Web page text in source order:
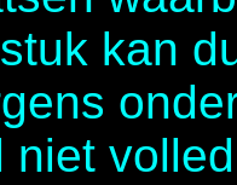
kan
niet